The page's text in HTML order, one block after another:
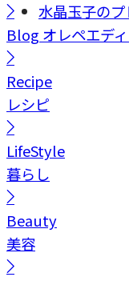
水晶玉子の
Blog オレペエデ
Recipe
レシピ
LifeStyle
暮らし
Beauty
美容